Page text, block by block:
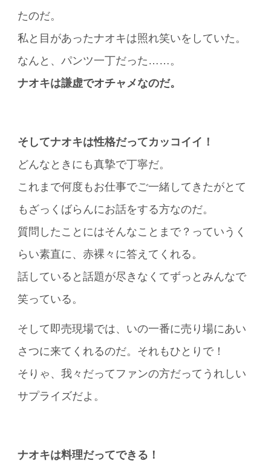
たのだ。
私と目があったナオキは照れ笑いをしていた。
なんと、パンツ一丁だった……。
ナオキは謙虚でオチャメなのだ。
そしてナオキは性格だってカッコイイ！
どんなときにも真摯で丁寧だ。
これまで何度もお仕事でご一緒してきたがとて
もざっくばらんにお話をする方なのだ。
質問したことにはそんなことまで？っていうく
らい素直に、赤裸々に答えてくれる。
話していると話題が尽きなくてずっとみんなで
笑っている。
そして即売現場では、いの一番に売り場にあい
さつに来てくれるのだ。それもひとりで！
そりゃ、我々だってファンの方だってうれしい
サプライズだよ。
ナオキは料理だってできる！